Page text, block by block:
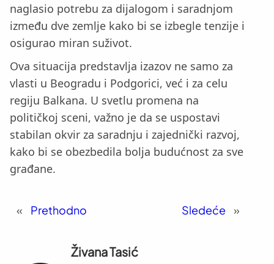
naglasio potrebu za dijalogom i saradnjom
između dve zemlje kako bi se izbegle tenzije i
osigurao miran suživot.
Ova situacija predstavlja izazov ne samo za
vlasti u Beogradu i Podgorici, već i za celu
regiju Balkana. U svetlu promena na
političkoj sceni, važno je da se uspostavi
stabilan okvir za saradnju i zajednički razvoj,
kako bi se obezbedila bolja budućnost za sve
građane.
« Prethodno Sledeće »
Živana Tasić